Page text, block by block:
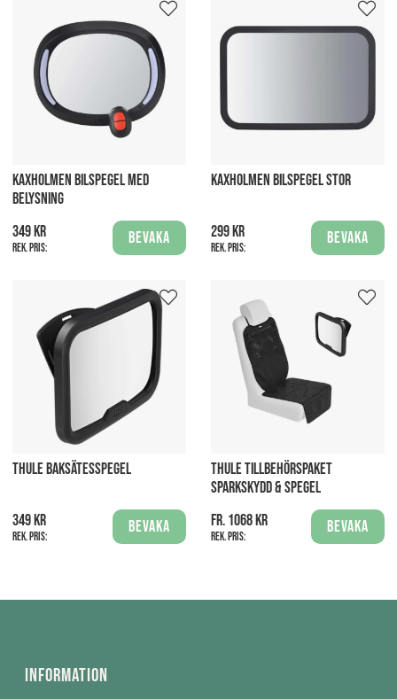
KAXHOLMEN BILSPEGEL MED
BELYSNING
349 kr
Rek. pris:
Bevaka
KAXHOLMEN BILSPEGEL STOR
299 kr
Rek. pris:
Bevaka
THULE BAKSÄTESSPEGEL
349 kr
Rek. pris:
Bevaka
THULE TILLBEHÖRSPAKET
SPARKSKYDD & SPEGEL
fr. 1068 kr
Rek. pris:
Bevaka
Information